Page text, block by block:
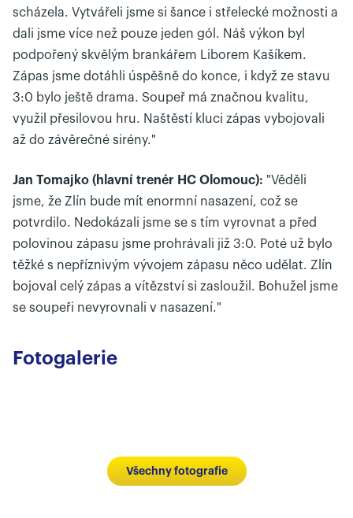
scházela. Vytvářeli jsme si šance i střelecké možnosti a
dali jsme více než pouze jeden gól. Náš výkon byl
podpořený skvělým brankářem Liborem Kašíkem.
Zápas jsme dotáhli úspěšně do konce, i když ze stavu
3:0 bylo ještě drama. Soupeř má značnou kvalitu,
využil přesilovou hru. Naštěstí kluci zápas vybojovali
až do závěrečné sirény."
Jan Tomajko (hlavní trenér HC Olomouc): "Věděli
jsme, že Zlín bude mít enormní nasazení, což se
potvrdilo. Nedokázali jsme se s tím vyrovnat a před
polovinou zápasu jsme prohrávali již 3:0. Poté už bylo
těžké s nepříznivým vývojem zápasu něco udělat. Zlín
bojoval celý zápas a vítězství si zasloužil. Bohužel jsme
se soupeři nevyrovnali v nasazení."
Fotogalerie
Všechny fotografie